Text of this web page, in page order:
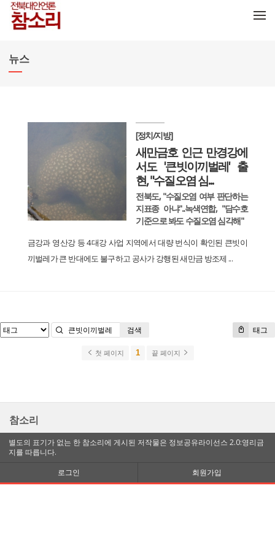
뉴스
[정치/지방]
새만금호 인근 만경강에
서도 '큰빗이끼벌레' 출
현, "수질오염 심...
전북도, "수질오염 여부 판단하는
지표종 아냐"...녹색연합, "담수호
기준으로 봐도 수질오염 심각해"
금강과 영산강 등 4대강 사업 지역에서 대량 번식이 확인된 큰빗이
끼벌레가 큰 반대에도 불구하고 공사가 강행된 새만금 방조제 ...
태그
검색
첫 페이지 1 끝 페이지
참소리
별도의 표기가 없는 한 참소리에 게시된 저작물은 정보공유라이선스 2.0:영리금
지를 따릅니다.
로그인
회원가입